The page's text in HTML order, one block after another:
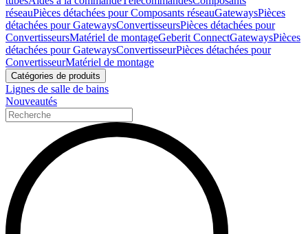
réseauPièces détachées pour Composants réseauGatewaysPièces
détachées pour GatewaysConvertisseursPièces détachées pour
ConvertisseursMatériel de montageGeberit ConnectGatewaysPièces
détachées pour GatewaysConvertisseurPièces détachées pour
ConvertisseurMatériel de montage
Catégories de produits
Lignes de salle de bains
Nouveautés